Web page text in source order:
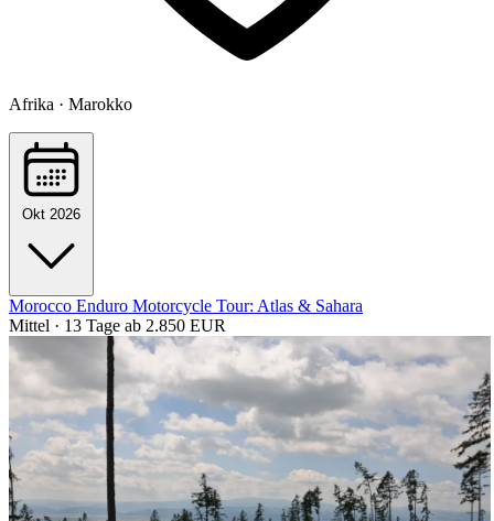
Afrika · Marokko
Okt 2026
Morocco Enduro Motorcycle Tour: Atlas & Sahara
Mittel · 13 Tage ab 2.850 EUR